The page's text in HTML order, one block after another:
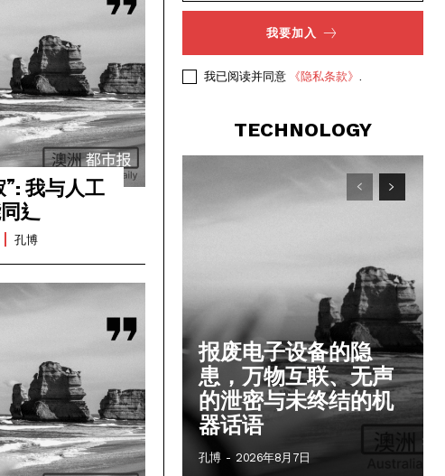
我与人工
⻎
孔博
我要加入
我已阅读并同意 《隐私条款》 .
TECHNOLOGY
报废电子设备的隐
患，万物互联、无声
的泄密与未终结的机
器话语
孔博 - 2026年8月7日